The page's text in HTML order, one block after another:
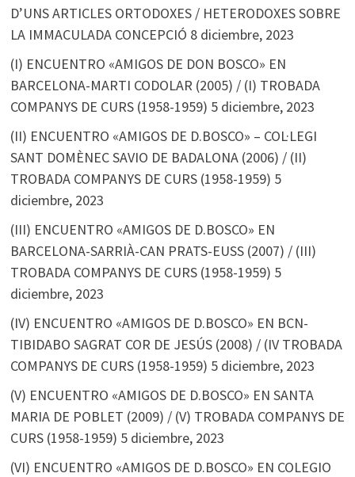
D’UNS ARTICLES ORTODOXES / HETERODOXES SOBRE
LA IMMACULADA CONCEPCIÓ 8 diciembre, 2023
(I) ENCUENTRO «AMIGOS DE DON BOSCO» EN
BARCELONA-MARTI CODOLAR (2005) / (I) TROBADA
COMPANYS DE CURS (1958-1959) 5 diciembre, 2023
(II) ENCUENTRO «AMIGOS DE D.BOSCO» – COL·LEGI
SANT DOMÈNEC SAVIO DE BADALONA (2006) / (II)
TROBADA COMPANYS DE CURS (1958-1959) 5
diciembre, 2023
(III) ENCUENTRO «AMIGOS DE D.BOSCO» EN
BARCELONA-SARRIÀ-CAN PRATS-EUSS (2007) / (III)
TROBADA COMPANYS DE CURS (1958-1959) 5
diciembre, 2023
(IV) ENCUENTRO «AMIGOS DE D.BOSCO» EN BCN-
TIBIDABO SAGRAT COR DE JESÚS (2008) / (IV TROBADA
COMPANYS DE CURS (1958-1959) 5 diciembre, 2023
(V) ENCUENTRO «AMIGOS DE D.BOSCO» EN SANTA
MARIA DE POBLET (2009) / (V) TROBADA COMPANYS DE
CURS (1958-1959) 5 diciembre, 2023
(VI) ENCUENTRO «AMIGOS DE D.BOSCO» EN COLEGIO